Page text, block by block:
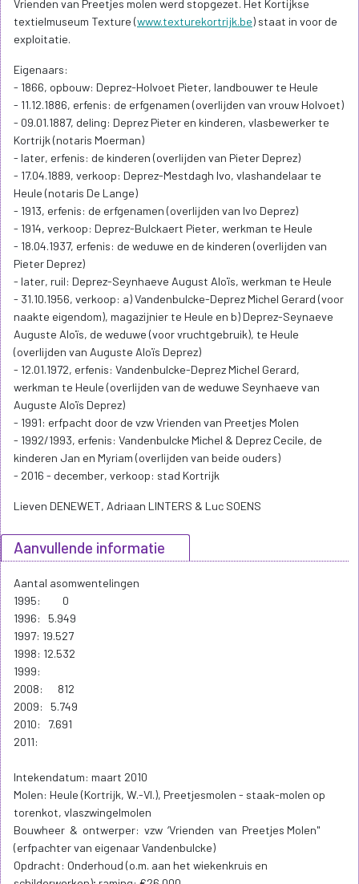
Vrienden van Preetjes molen werd stopgezet. Het Kortijkse
textielmuseum Texture (www.texturekortrijk.be) staat in voor de
exploitatie.
Eigenaars:
- 1866, opbouw: Deprez-Holvoet Pieter, landbouwer te Heule
- 11.12.1886, erfenis: de erfgenamen (overlijden van vrouw Holvoet)
- 09.01.1887, deling: Deprez Pieter en kinderen, vlasbewerker te
Kortrijk (notaris Moerman)
- later, erfenis: de kinderen (overlijden van Pieter Deprez)
- 17.04.1889, verkoop: Deprez-Mestdagh Ivo, vlashandelaar te
Heule (notaris De Lange)
- 1913, erfenis: de erfgenamen (overlijden van Ivo Deprez)
- 1914, verkoop: Deprez-Bulckaert Pieter, werkman te Heule
- 18.04.1937, erfenis: de weduwe en de kinderen (overlijden van
Pieter Deprez)
- later, ruil: Deprez-Seynhaeve August Aloïs, werkman te Heule
- 31.10.1956, verkoop: a) Vandenbulcke-Deprez Michel Gerard (voor
naakte eigendom), magazijnier te Heule en b) Deprez-Seynaeve
Auguste Aloïs, de weduwe (voor vruchtgebruik), te Heule
(overlijden van Auguste Aloïs Deprez)
- 12.01.1972, erfenis: Vandenbulcke-Deprez Michel Gerard,
werkman te Heule (overlijden van de weduwe Seynhaeve van
Auguste Aloïs Deprez)
- 1991: erfpacht door de vzw Vrienden van Preetjes Molen
- 1992/1993, erfenis: Vandenbulcke Michel & Deprez Cecile, de
kinderen Jan en Myriam (overlijden van beide ouders)
- 2016 - december, verkoop: stad Kortrijk
Lieven DENEWET, Adriaan LINTERS & Luc SOENS
Aanvullende informatie
Aantal asomwentelingen
1995: 0
1996: 5.949
1997: 19.527
1998: 12.532
1999:
2008: 812
2009: 5.749
2010: 7.691
2011:
Intekendatum: maart 2010
Molen: Heule (Kortrijk, W.-Vl.), Preetjesmolen - staak-molen op
torenkot, vlaszwingelmolen
Bouwheer & ontwerper: vzw ‘Vrienden van Preetjes Molen"
(erfpachter van eigenaar Vandenbulcke)
Opdracht: Onderhoud (o.m. aan het wiekenkruis en